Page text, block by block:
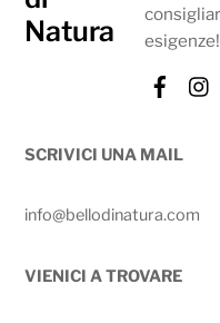
esigenze!
SCRIVICI UNA MAIL
info@bellodinatura.com
VIENICI A TROVARE